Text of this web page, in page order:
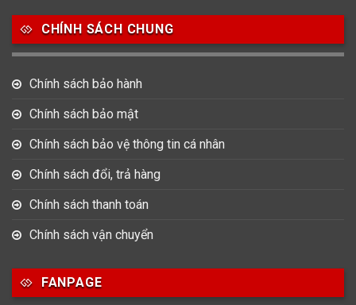
CHÍNH SÁCH CHUNG
Chính sách bảo hành
Chính sách bảo mật
Chính sách bảo vệ thông tin cá nhân
Chính sách đổi, trả hàng
Chính sách thanh toán
Chính sách vận chuyển
FANPAGE